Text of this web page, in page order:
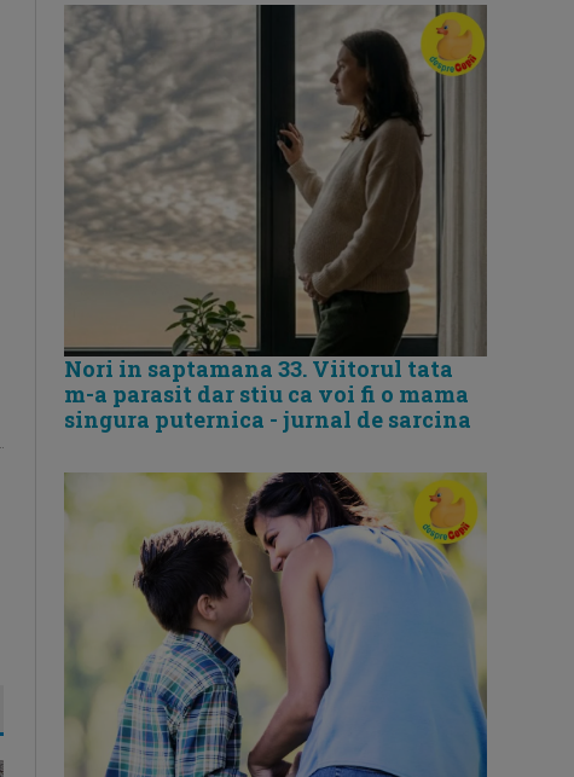
Nori in saptamana 33. Viitorul tata
m-a parasit dar stiu ca voi fi o mama
singura puternica - jurnal de sarcina